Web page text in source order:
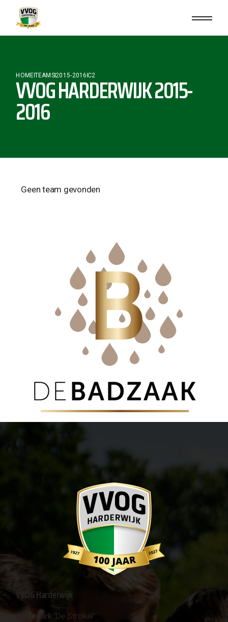
HOMETEAMS2015-2016 C2
VVOG HARDERWIJK 2015-
2016
Geen team gevonden
VVOG Harderwijk
Sportpark 'De Strokel'